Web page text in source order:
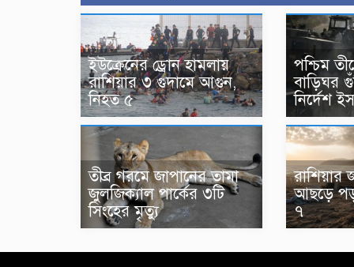
ইউক্রেনের ড্রোন হামলায়
রাশিয়ার ৩ গুদামে আগুন,
নিহত ৫
পশ্চিম
বাড়িঘর
নির্দেশ
তীব্র গরমে জাপানের তামা
জুলজিক্যাল পার্কের ৩টি
সিংহের মৃত্যু
রাশিয়ার
আছড়ে
৭